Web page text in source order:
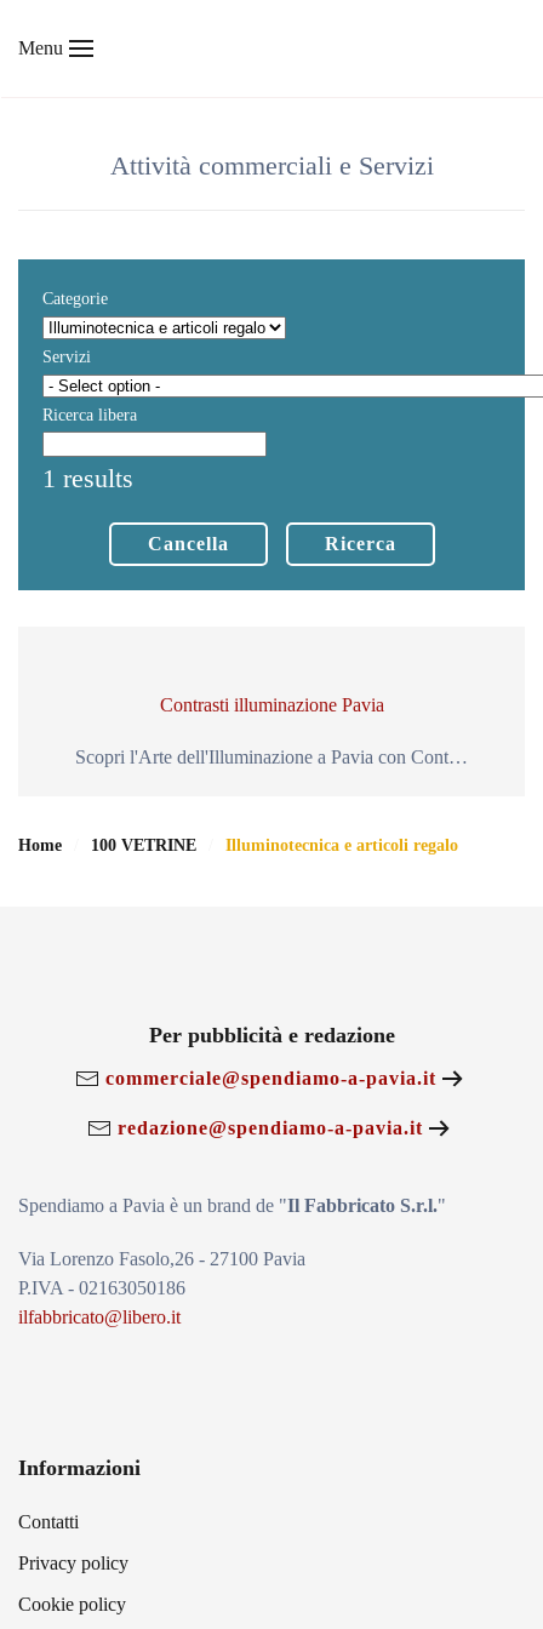
Menu
Attività commerciali e Servizi
Categorie
Servizi
Ricerca libera
1 results
Cancella Ricerca
Contrasti illuminazione Pavia
Scopri l'Arte dell'Illuminazione a Pavia con Cont…
Home 100 VETRINE Illuminotecnica e articoli regalo
Per pubblicità e redazione
commerciale@spendiamo-a-pavia.it
redazione@spendiamo-a-pavia.it
Spendiamo a Pavia è un brand de "Il Fabbricato S.r.l."
Via Lorenzo Fasolo,26 - 27100 Pavia
P.IVA - 02163050186
ilfabbricato@libero.it
Informazioni
Contatti
Privacy policy
Cookie policy